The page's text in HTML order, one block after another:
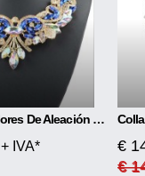
Collar De Flores De Aleación De Diamantes
+ IVA*
€
€